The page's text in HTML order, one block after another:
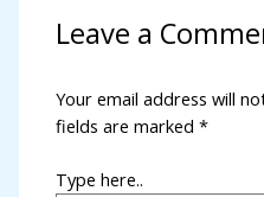
Leave a
Your email address will
fields are marked*
Type here..